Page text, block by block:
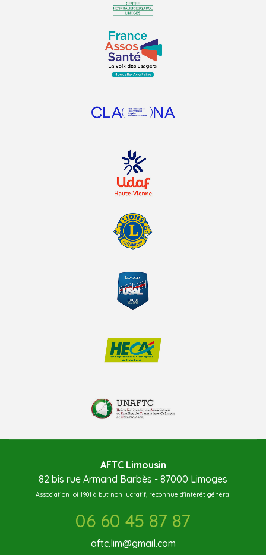
AFTC Limousin
82 bis rue Armand Barbès - 87000 Limoges
Association loi 1901 à but non lucratif, reconnue d'intérêt général
06 60 45 87 87
aftc.lim@gmail.com